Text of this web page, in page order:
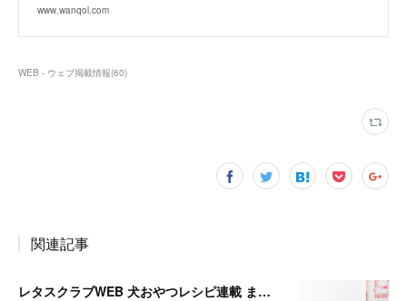
www.wanqol.com
WEB - ウェブ掲載情報(60)
関連記事
レタスクラブWEB 犬おやつレシピ連載 まとめ